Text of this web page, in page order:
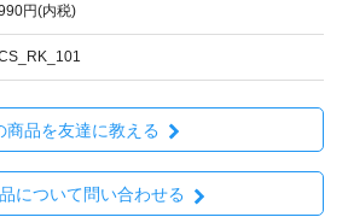
円(内税)
商品を友達に教える
について問い合わせる